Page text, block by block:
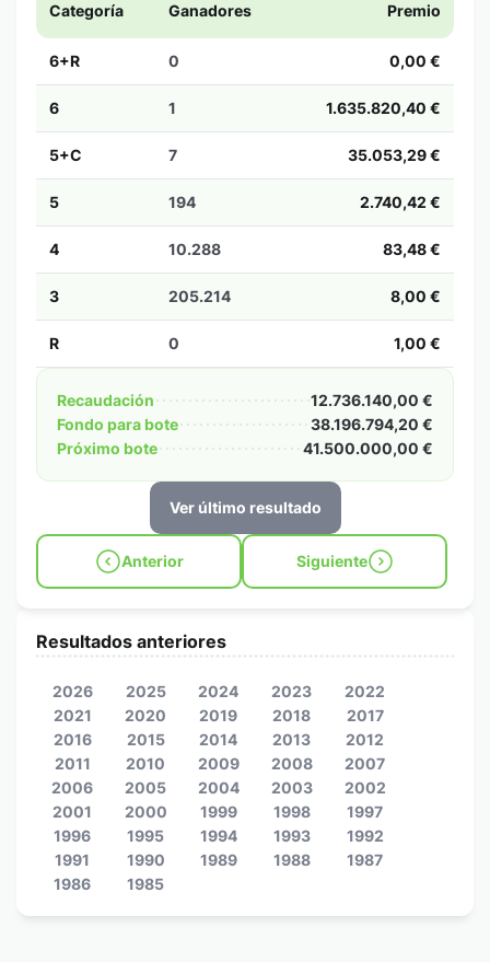
Categoría Ganadores Premio
6+R 0 0,00 €
6 1 1.635.820,40 €
5+C 7 35.053,29 €
5 194 2.740,42 €
4 10.288 83,48 €
3 205.214 8,00 €
R 0 1,00 €
Recaudación
12.736.140,00 €
Fondo para bote
38.196.794,20 €
Próximo bote
41.500.000,00 €
Ver último resultado
Anterior Siguiente
Resultados anteriores
2026 2025 2024 2023
2022
2021
2020 2019 2018
2017
2016
2015 2014 2013
2012
2011
2010 2009 2008
2007
2006
2005 2004 2003
2002
2001
2000 1999 1998
1997
1996
1995 1994 1993
1992
1991
1990 1989 1988
1987
1986
1985